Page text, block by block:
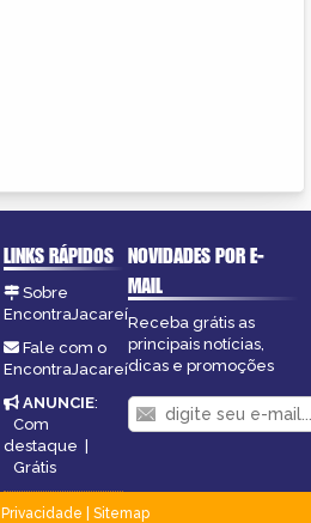
LINKS RÁPIDOS
Sobre
EncontraJacareí
Fale com o
EncontraJacareí
ANUNCIE:
Com
destaque |
Grátis
NOVIDADES POR E-
MAIL
Receba grátis as
principais notícias,
dicas e promoções
Privacidade
Sitemap